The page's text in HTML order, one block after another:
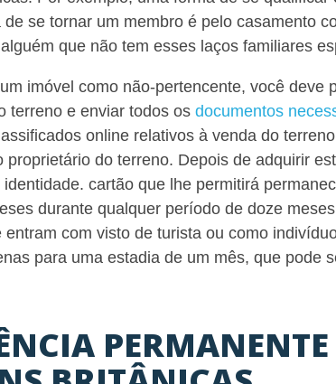
de se tornar um membro é pelo casamento
que não tem esses laços familiares
imóvel como não-pertencente, você deve
terreno e enviar todos os documentos
online relativos à venda do
proprietário do terreno. Depois de adquirir
cartão que lhe permitirá
durante qualquer período de doze
entram com visto de turista ou como
para uma estadia de um mês, que pode